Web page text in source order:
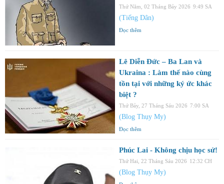
Thứ Năm, 02 Tháng Bảy 2026 9:49 SA
(Tiếng Dân)
Đọc thêm
Lê Diễn Đức – Ba Lan và
Ukraina : Làm thế nào cùng
tồn tại với những ký ức khác
biệt ?
Thứ Bảy, 27 Tháng Sáu 2026 7:00 SA
(Blog Thụy My)
Đọc thêm
Phúc Lai - Không chịu học sử!
Thứ Hai, 22 Tháng Sáu 2026 12:32 CH
(Blog Thụy My)